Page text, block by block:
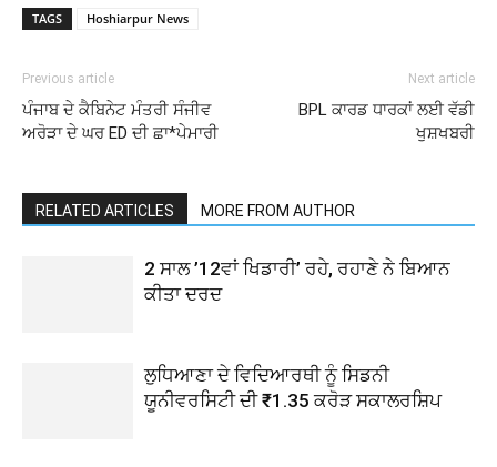
TAGS Hoshiarpur News
Previous article
ਪੰਜਾਬ ਦੇ ਕੈਬਿਨੇਟ ਮੰਤਰੀ ਸੰਜੀਵ
ਅਰੋੜਾ ਦੇ ਘਰ ED ਦੀ ਛਾ*ਪੇਮਾਰੀ
Next article
BPL ਕਾਰਡ ਧਾਰਕਾਂ ਲਈ ਵੱਡੀ
ਖੁਸ਼ਖਬਰੀ
RELATED ARTICLES MORE FROM AUTHOR
2 ਸਾਲ ’12ਵਾਂ ਖਿਡਾਰੀ’ ਰਹੇ, ਰਹਾਣੇ ਨੇ ਬਿਆਨ
ਕੀਤਾ ਦਰਦ
ਲੁਧਿਆਣਾ ਦੇ ਵਿਦਿਆਰਥੀ ਨੂੰ ਸਿਡਨੀ
ਯੂਨੀਵਰਸਿਟੀ ਦੀ ₹1.35 ਕਰੋੜ ਸਕਾਲਰਸ਼ਿਪ